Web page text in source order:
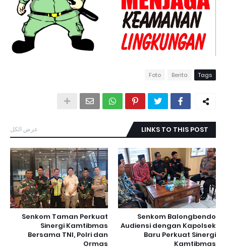
Tags
Berita
Foto
LINKS TO THIS POST عرض الكل
Senkom Balongbendo
Audiensi dengan Kapolsek
Baru Perkuat Sinergi
Kamtibmas
Senkom Taman Perkuat
Sinergi Kamtibmas
Bersama TNI, Polri dan
Ormas